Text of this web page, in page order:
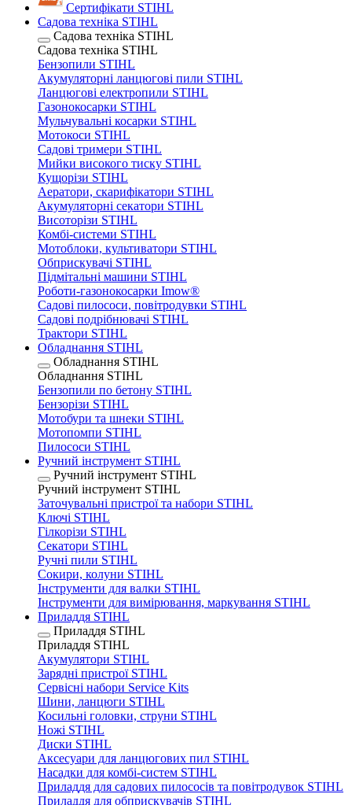
Сертифікати STIHL
Садова техніка STIHL
Садова техніка STIHL
Садова техніка STIHL
Бензопили STIHL
Акумуляторні ланцюгові пили STIHL
Ланцюгові електропили STIHL
Газонокосарки STIHL
Мульчувальні косарки STIHL
Мотокоси STIHL
Садові тримери STIHL
Мийки високого тиску STIHL
Кущорізи STIHL
Аератори, скарифікатори STIHL
Акумуляторні секатори STIHL
Висоторізи STIHL
Комбі-системи STIHL
Мотоблоки, культиватори STIHL
Обприскувачі STIHL
Підмітальні машини STIHL
Роботи-газонокосарки Imow®
Садові пилососи, повітродувки STIHL
Садові подрібнювачі STIHL
Трактори STIHL
Обладнання STIHL
Обладнання STIHL
Обладнання STIHL
Бензопили по бетону STIHL
Бензорізи STIHL
Мотобури та шнеки STIHL
Мотопомпи STIHL
Пилососи STIHL
Ручний інструмент STIHL
Ручний інструмент STIHL
Ручний інструмент STIHL
Заточувальні пристрої та набори STIHL
Ключі STIHL
Гілкорізи STIHL
Секатори STIHL
Ручні пили STIHL
Сокири, колуни STIHL
Інструменти для валки STIHL
Інструменти для вимірювання, маркування STIHL
Приладдя STIHL
Приладдя STIHL
Приладдя STIHL
Акумулятори STIHL
Зарядні пристрої STIHL
Сервісні набори Service Kits
Шини, ланцюги STIHL
Косильні головки, струни STIHL
Ножі STIHL
Диски STIHL
Аксесуари для ланцюгових пил STIHL
Насадки для комбі-систем STIHL
Приладдя для садових пилососів та повітродувок STIHL
Приладдя для обприскувачів STIHL